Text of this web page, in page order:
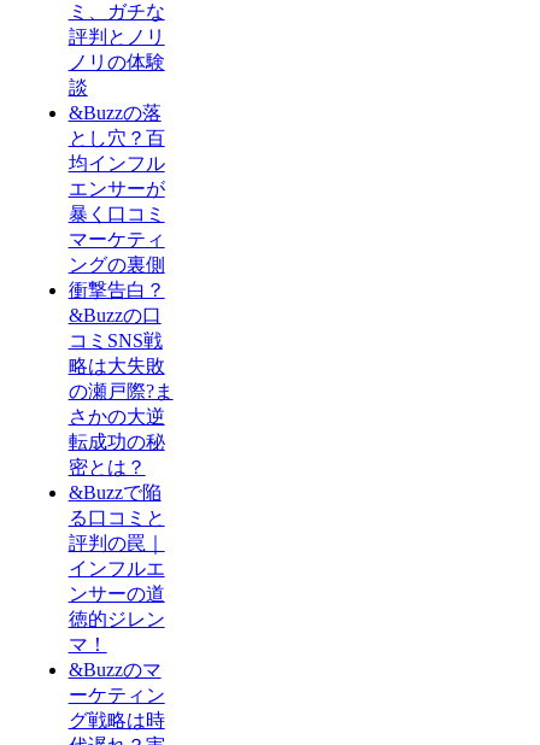
ミ、ガチな
評判とノリ
ノリの体験
談
&Buzzの落
とし穴？百
均インフル
エンサーが
暴く口コミ
マーケティ
ングの裏側
衝撃告白？
&Buzzの口
コミSNS戦
略は大失敗
の瀬戸際?ま
さかの大逆
転成功の秘
密とは？
&Buzzで陥
る口コミと
評判の罠｜
インフルエ
ンサーの道
徳的ジレン
マ！
&Buzzのマ
ーケティン
グ戦略は時